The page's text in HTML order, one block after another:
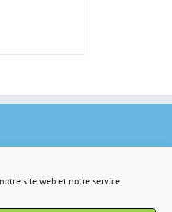
site web et notre service.